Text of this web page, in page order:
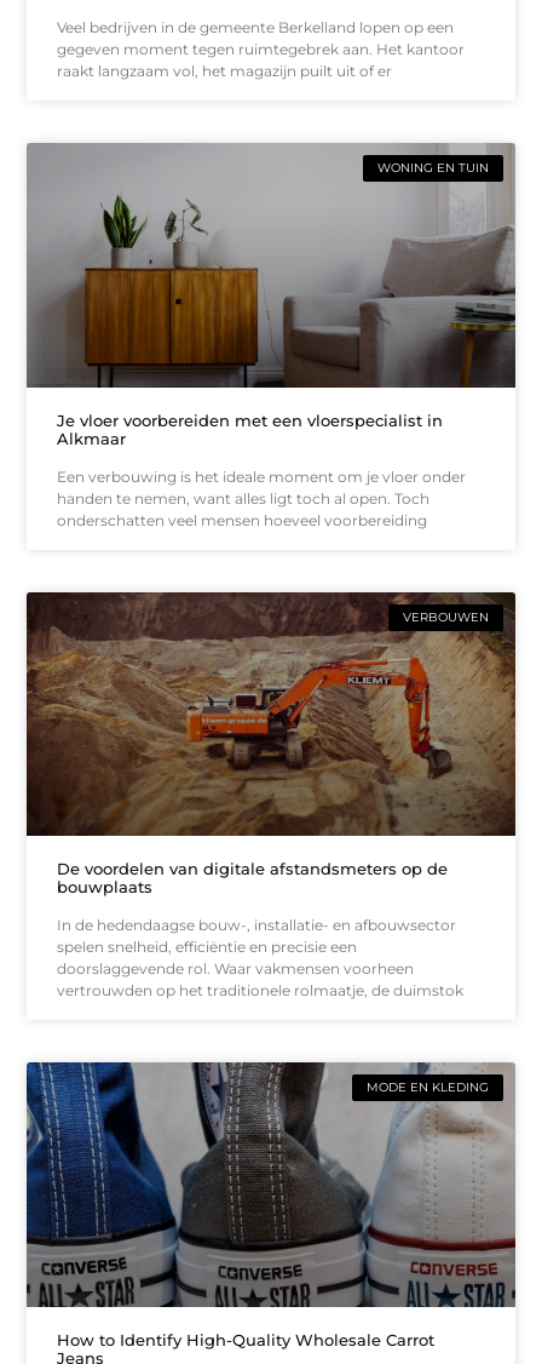
Veel bedrijven in de gemeente Berkelland lopen op een
gegeven moment tegen ruimtegebrek aan. Het kantoor
raakt langzaam vol, het magazijn puilt uit of er
WONING EN TUIN
Je vloer voorbereiden met een vloerspecialist in
Alkmaar
Een verbouwing is het ideale moment om je vloer onder
handen te nemen, want alles ligt toch al open. Toch
onderschatten veel mensen hoeveel voorbereiding
VERBOUWEN
De voordelen van digitale afstandsmeters op de
bouwplaats
In de hedendaagse bouw-, installatie- en afbouwsector
spelen snelheid, efficiëntie en precisie een
doorslaggevende rol. Waar vakmensen voorheen
vertrouwden op het traditionele rolmaatje, de duimstok
MODE EN KLEDING
How to Identify High-Quality Wholesale Carrot
Jeans